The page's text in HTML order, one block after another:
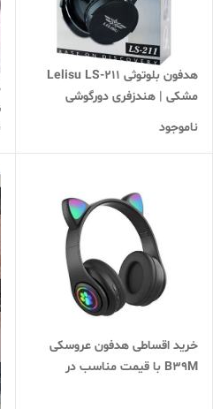
هدفون بلوتوثی Lelisu LS-211
مشکی | هندزفری دورگوشی
ارسال سریع
ناموجود
خرید اقساطی هدفون عروسکی
B39M با قیمت مناسب در